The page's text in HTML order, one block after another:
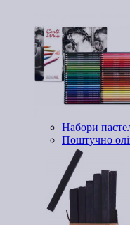
Набори
Поштучно